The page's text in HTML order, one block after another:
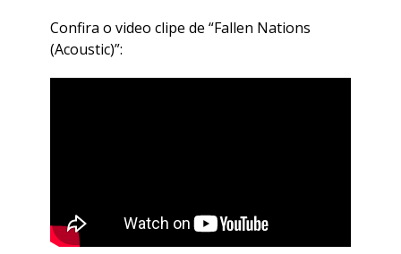
Confira o video clipe de “Fallen Nations
(Acoustic)”: